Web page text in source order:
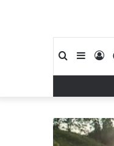
بحثإضافة
جانبي
تسجيل
فيسبوك